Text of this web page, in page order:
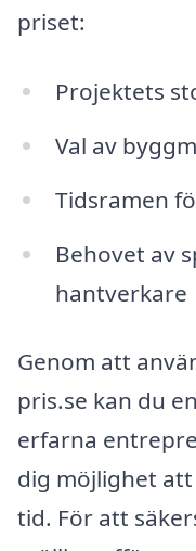
priset:
Projektets
Val av
Tidsramen
Behovet av
hantverkare
Genom att
pris.se kan du
erfarna
dig möjlighet
tid. För att